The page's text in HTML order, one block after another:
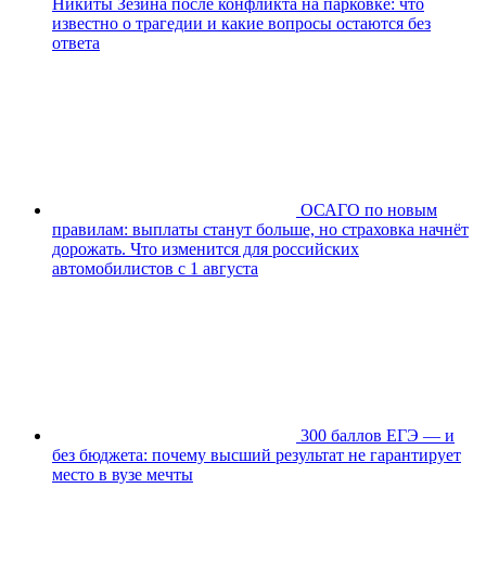
Никиты Зезина после конфликта на парковке: что
известно о трагедии и какие вопросы остаются без
ответа
ОСАГО по новым
правилам: выплаты станут больше, но страховка начнёт
дорожать. Что изменится для российских
автомобилистов с 1 августа
300 баллов ЕГЭ — и
без бюджета: почему высший результат не гарантирует
место в вузе мечты